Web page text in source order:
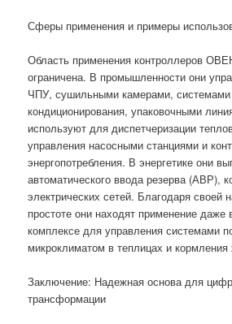
Сферы применения и примеры
Область применения контроллеров
ограничена. В промышленности они
ЧПУ, сушильными камерами, системами
кондиционирования, упаковочными
используют для диспетчеризации
управления насосными станциями и
энергопотребления. В энергетике они
автоматического ввода резерва (АВР),
электрических сетей. Благодаря своей
простоте они находят применение
комплексе для управления системами
микроклиматом в теплицах и
Заключение: Надежная основа для
трансформации